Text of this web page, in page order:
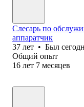
Слесарь по
аппаратчик
37 лет • Был
Общий опыт
16 лет 7 месяцев